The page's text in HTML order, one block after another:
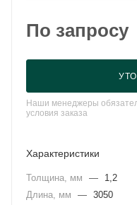
По запросу
Наши менеджеры
условия заказа
Характеристики
Толщина, мм —
1,2
Длина, мм
— 3050